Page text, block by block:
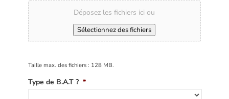
Déposez les fichiers ici ou
Sélectionnez des fichiers
Taille max. des fichiers : 128 MB.
Type de B.A.T ? *